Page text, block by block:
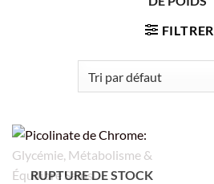
FILTRER
RUPTURE DE STOCK